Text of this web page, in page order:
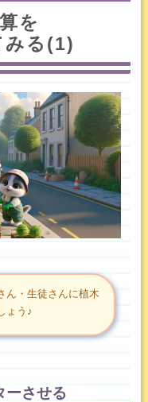
を
みる(1)
ん・生徒さんに植木
ょう♪
ーさせる